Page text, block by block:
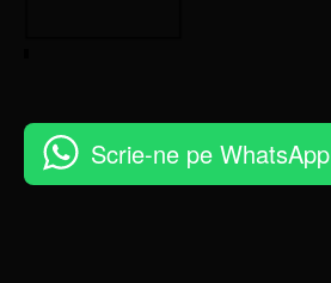
Scrie-ne pe WhatsApp